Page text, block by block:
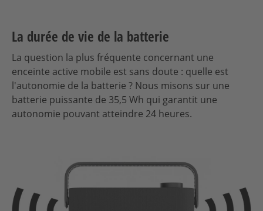
La durée de vie de la batterie
La question la plus fréquente concernant une
enceinte active mobile est sans doute : quelle est
l'autonomie de la batterie ? Nous misons sur une
batterie puissante de 35,5 Wh qui garantit une
autonomie pouvant atteindre 24 heures.